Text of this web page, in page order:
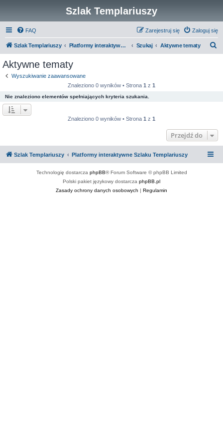
Szlak Templariuszy
FAQ Zaloguj się
Zarejestruj się
Szlak Templariuszy Platformy interaktywne Szlaku Templariuszy Szukaj Aktywne tematy
Aktywne tematy
Wyszukiwanie zaawansowane
Znaleziono 0 wyników • Strona 1 z 1
Nie znaleziono elementów spełniających kryteria szukania.
Znaleziono 0 wyników • Strona 1 z 1
Przejdź do
Szlak Templariuszy Platformy interaktywne Szlaku Templariuszy
Technologię dostarcza phpBB® Forum Software © phpBB Limited
Polski pakiet językowy dostarcza phpBB.pl
Zasady ochrony danych osobowych | Regulamin